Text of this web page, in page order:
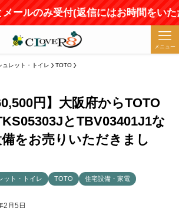
のみ受付(返信にはお時間をいただき
メニュー
ュレット・トイレ TOTO
円】大阪府からTOTO
とTBV03401J1な
をお売りいただきまし
ット・トイレ TOTO
住宅設備・家電
2月5日